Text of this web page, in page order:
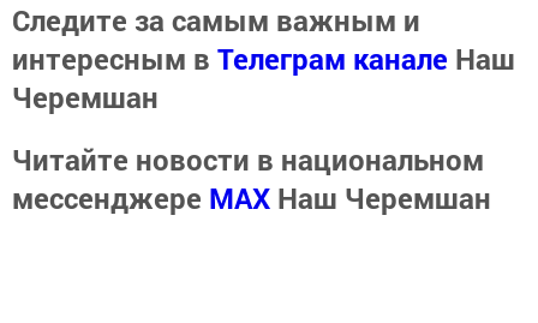
Следите за самым важным и
интересным в Телеграм канале Наш
Черемшан
Читайте новости в национальном
мессенджере MАХ Наш Черемшан